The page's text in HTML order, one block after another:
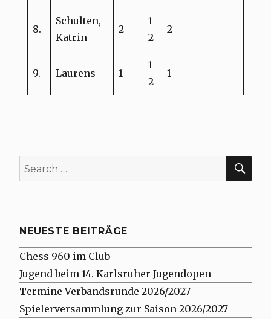
8.
Schulten,
Katrin
2
1
2
2
9. Laurens 1
1
2
1
Search
for:
NEUESTE BEITRÄGE
Chess 960 im Club
Jugend beim 14. Karlsruher Jugendopen
Termine Verbandsrunde 2026/2027
Spielerversammlung zur Saison 2026/2027